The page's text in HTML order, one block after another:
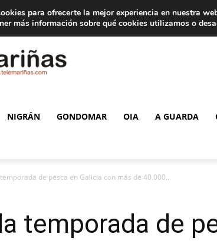
Tarifas de publicidad
NIGRÁN GONDOMAR OIA A GUARDA
de pesca en Galicia con más de 40.000...
temporada de
para ofrecerte la mejor experiencia en nuestra
más información sobre qué cookies utilizamos o